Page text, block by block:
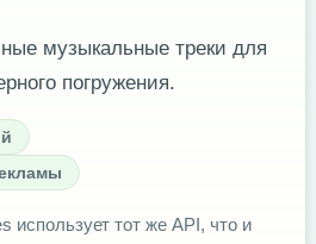
музыкальные треки для
погружения.
использует тот же API, что и